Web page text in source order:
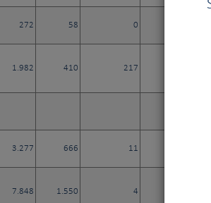
272 58 0
1.982 410 217
3.277 666 11
7.848 1.550 4